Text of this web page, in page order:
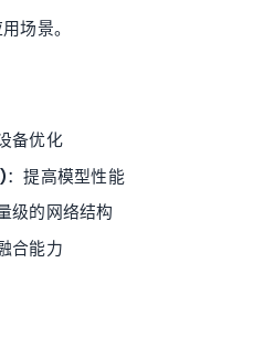
场景。
备优化
：提高模型性能
级的网络结构
合能力